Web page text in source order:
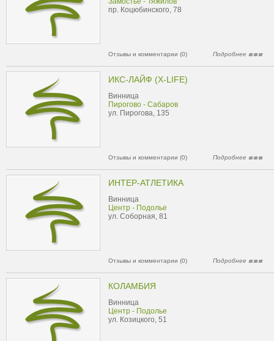
пр. Коцюбинского, 78
Отзывы и комментарии (0) Подробнее
ИКС-ЛАЙФ (X-LIFE)
Винница
Пирогово - Сабаров
ул. Пирогова, 135
Отзывы и комментарии (0) Подробнее
ИНТЕР-АТЛЕТИКА
Винница
Центр - Подолье
ул. Соборная, 81
Отзывы и комментарии (0) Подробнее
КОЛАМБИЯ
Винница
Центр - Подолье
ул. Козицкого, 51